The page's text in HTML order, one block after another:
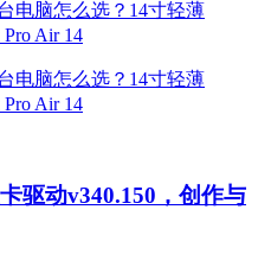
驱动v340.150，创作与